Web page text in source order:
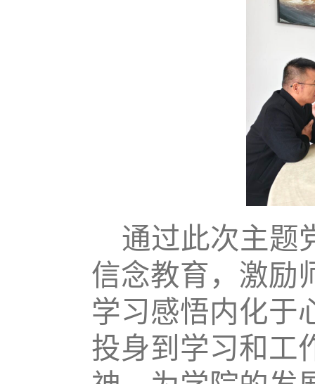
通过此次主题
信念教育，激励
学习感悟内化于
投身到学习和工